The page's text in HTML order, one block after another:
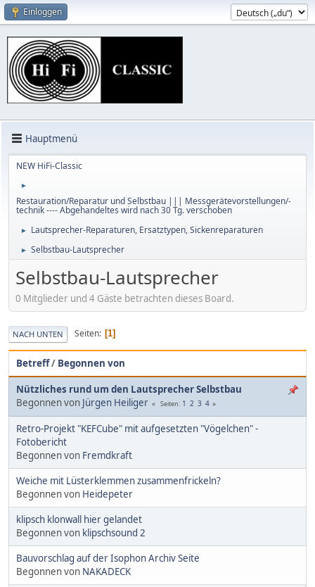
Einloggen
Hauptmenü
NEW HiFi-Classic
►
Restauration/Reparatur und Selbstbau ||| Messgerätevorstellungen/-
technik ---- Abgehandeltes wird nach 30 Tg. verschoben
► Lautsprecher-Reparaturen, Ersatztypen, Sickenreparaturen
► Selbstbau-Lautsprecher
Selbstbau-Lautsprecher
0 Mitglieder und 4 Gäste betrachten dieses Board.
NACH UNTEN Seiten 1
Betreff/ Begonnen von
Nützliches rund um den Lautsprecher Selbstbau
Begonnen von Jürgen Heiliger Seiten 1 2 3 4
Retro-Projekt "KEFCube" mit aufgesetzten "Vögelchen" -
Fotobericht
Begonnen von Fremdkraft
Weiche mit Lüsterklemmen zusammenfrickeln?
Begonnen von Heidepeter
klipsch klonwall hier gelandet
Begonnen von klipschsound 2
Bauvorschlag auf der Isophon Archiv Seite
Begonnen von NAKADECK